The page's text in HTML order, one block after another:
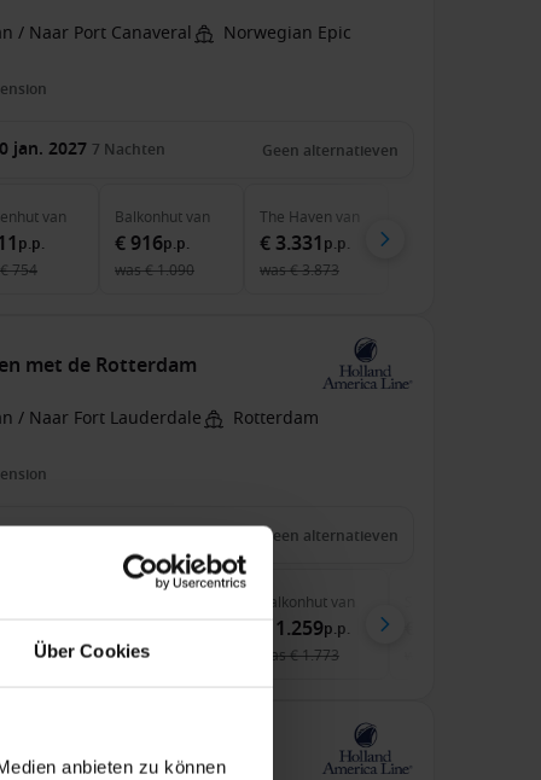
Über Cookies
anbieten zu können
/ Naar Port Canaveral Norwegian Epic
jan. 2027 7 Nachten Geen alternatieven
van
p.p.
€ 754
Balkonhutvan
€ 916p.p.
was€ 1.090
The Haven van
€ 3.331 p.p.
was€ 3.873
met de Rotterdam
/ Naar Fort Lauderdale Rotterdam
nov. 2026 Geen alternatieven
€ 1.034
€ 1.119
was€ 1.776
Balkonhutvan
€ 1.259p.p.
was€ 1.773